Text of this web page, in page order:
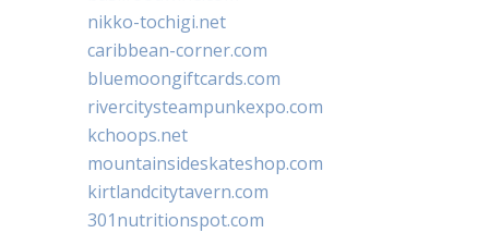
nikko-tochigi.net
caribbean-corner.com
bluemoongiftcards.com
rivercitysteampunkexpo.com
kchoops.net
mountainsideskateshop.com
kirtlandcitytavern.com
301nutritionspot.com